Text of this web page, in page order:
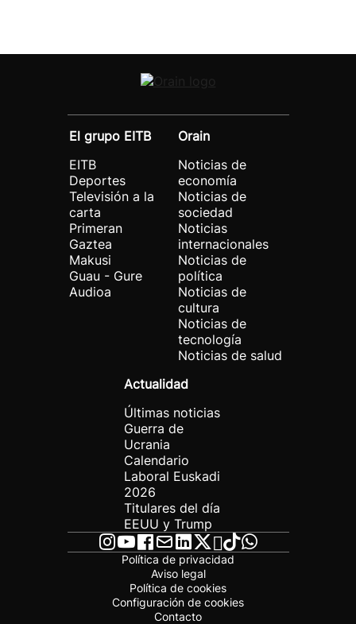
El grupo EITB
EITB
Deportes
Televisión a la
carta
Primeran
Gaztea
Makusi
Guau - Gure
Audioa
Orain
Noticias de
economía
Noticias de
sociedad
Noticias
internacionales
Noticias de
política
Noticias de
cultura
Noticias de
tecnología
Noticias de salud
Actualidad
Últimas noticias
Guerra de
Ucrania
Calendario
Laboral Euskadi
2026
Titulares del día
EEUU y Trump
Política de privacidad
Aviso legal
Política de cookies
Configuración de cookies
Contacto